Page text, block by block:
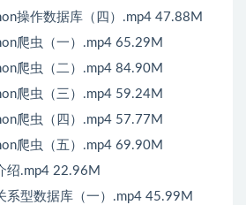
操作数据库（四）.mp4 47.88M
爬虫（一）.mp4 65.29M
爬虫（二）.mp4 84.90M
爬虫（三）.mp4 59.24M
爬虫（四）.mp4 57.77M
爬虫（五）.mp4 69.90M
绍.mp4 22.96M
系型数据库（一）.mp4 45.99M